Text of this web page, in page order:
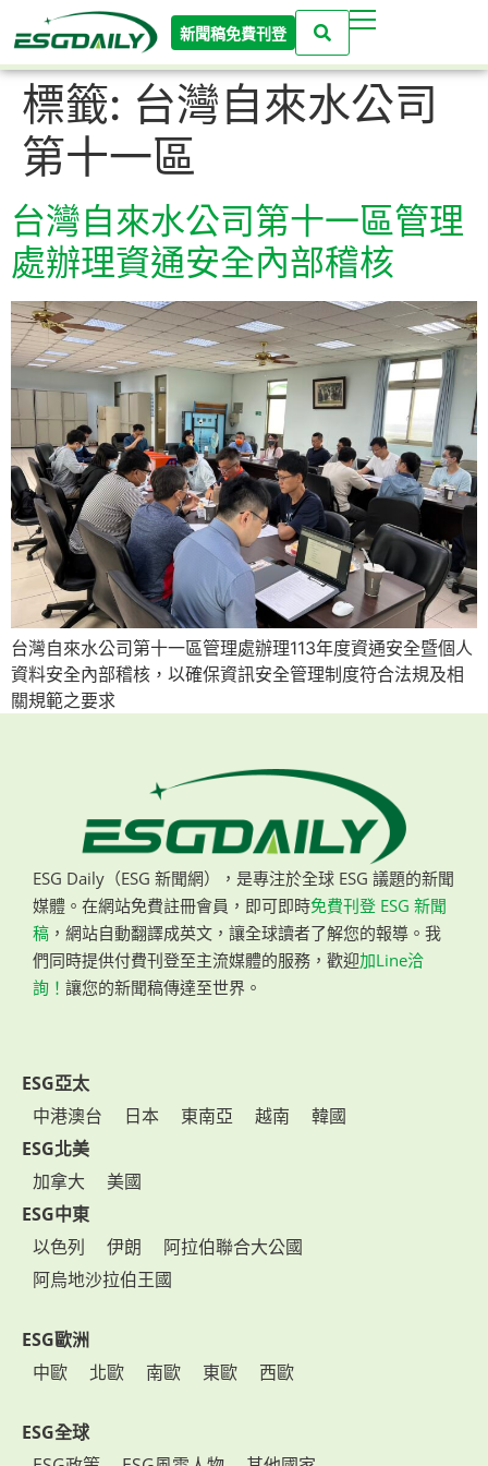
新聞稿免費刊登
標籤: 台灣自來水公司
第十一區
台灣自來水公司第十一區管理
處辦理資通安全內部稽核
台灣自來水公司第十一區管理處辦理113年度資通安全暨個人
資料安全內部稽核，以確保資訊安全管理制度符合法規及相
關規範之要求
ESG Daily（ESG 新聞網），是專注於全球 ESG 議題的新聞
媒體。在網站免費註冊會員，即可即時免費刊登 ESG 新聞
稿 ，網站自動翻譯成英文，讓全球讀者了解您的報導。我
們同時提供付費刊登至主流媒體的服務，歡迎加Line洽
詢！ 讓您的新聞稿傳達至世界。
ESG亞太
中港澳台
日本 東南亞 越南
韓國
ESG北美
加拿大
美國
ESG中東
以色列
伊朗
阿拉伯聯合大公國
阿烏地沙拉伯王國
ESG歐洲
中歐
北歐 南歐 東歐 西歐
ESG全球